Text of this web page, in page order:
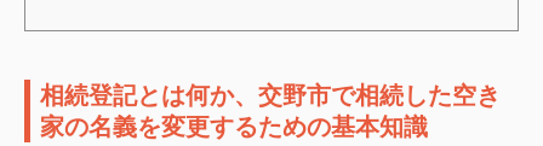
相続登記とは何か、交野市で相続した空き
家の名義を変更するための基本知識